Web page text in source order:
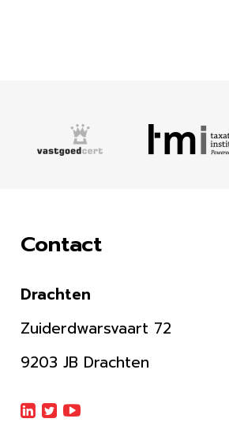
Contact
Drachten
Zuiderdwarsvaart 72
9203 JB Drachten